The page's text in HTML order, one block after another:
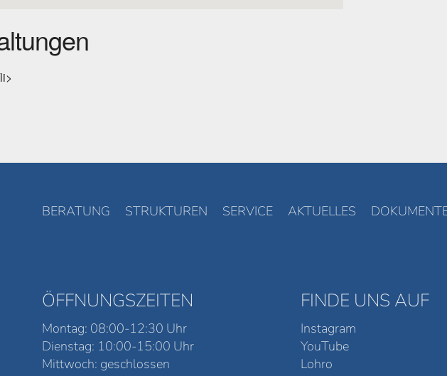
BERATUNG STRUKTUREN SERVICE AKTUELLES
ÖFFNUNGSZEITEN
Montag: 08:00-12:30 Uhr
Dienstag: 10:00-15:00 Uhr
Mittwoch: geschlossen
FINDE UNS AUF
Instagram
YouTube
Lohro